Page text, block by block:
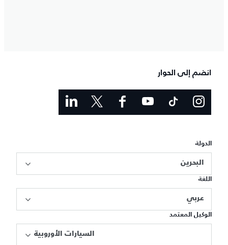
انضم إلى الحوار
الدولة
البحرين
اللغة
عربي
الوكيل المعتمد
السيارات الأوروبية